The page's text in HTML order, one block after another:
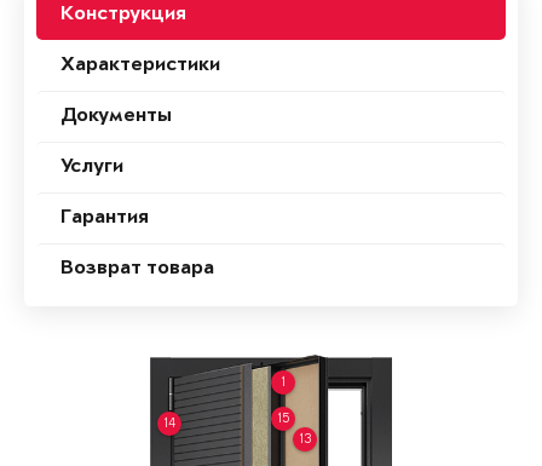
Конструкция
Характеристики
Документы
Услуги
Гарантия
Возврат товара
1
13
14 15